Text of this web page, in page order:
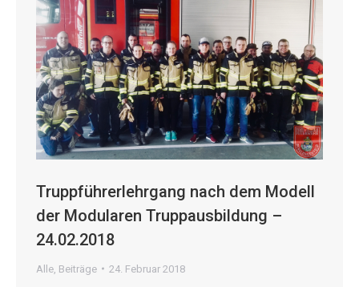
Truppführerlehrgang nach dem Modell
der Modularen Truppausbildung –
24.02.2018
Alle Beiträge 24. Februar 2018